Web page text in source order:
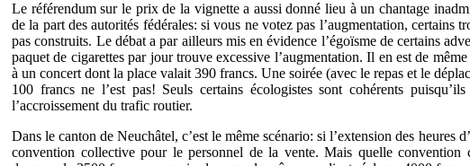
Le référendum sur le prix de la vignette a aussi donné lieu à un chantage
de la part des autorités fédérales: si vous ne votez pas l’augmentation, certains
pas construits. Le débat a par ailleurs mis en évidence l’égoïsme de certains
paquet de cigarettes par jour trouve excessive l’augmentation. Il en est de
à un concert dont la place valait 390 francs. Une soirée (avec le repas et le
100 francs ne l’est pas! Seuls certains écologistes sont cohérents
l’accroissement du trafic routier.
Dans le canton de Neuchâtel, c’est le même scénario: si l’extension des heures
convention collective pour le personnel de la vente. Mais quelle